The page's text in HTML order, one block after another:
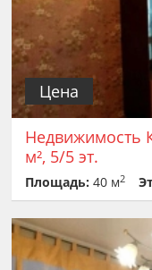
Цена
Недвижимость
м², 5/5 эт.
Площадь:40 м2